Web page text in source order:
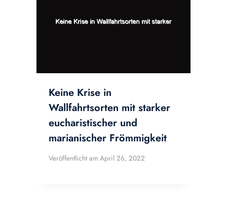
Keine Krise in
Wallfahrtsorten mit starker
eucharistischer und
marianischer Frömmigkeit
Veröffentlicht am April 26, 2022